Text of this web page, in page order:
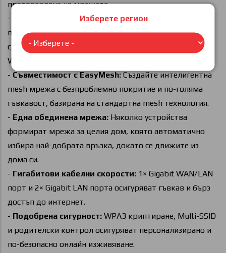
Изберете регион
претоварване на мрежата.
-
Подсилено покритие:Антени с висока
производителност и технология за насочване на
сигнала (beamforming) осигуряват силен и надежден
WiFi сигнал.
- Съвместимост с EasyMesh:Създайте интелигентна
mesh мрежа с безпроблемно покритие и по-голяма
гъвкавост, базирана на стандартна mesh технология.
- Една обединена мрежа: Няколко устройства
формират мрежа за целия дом, която автоматично
избира най-добрата връзка, докато се движите из
дома си.
- Гигабитови кабелни скорости: 1× Gigabit WAN/LAN
порт и 2× Gigabit LAN порта осигуряват гъвкав и бърз
достъп до интернет.
- Подобрена сигурност: WPA3 криптиране, Multi-SSID
и родителски контрол осигуряват персонализирано и
по-безопасно онлайн изживяване.